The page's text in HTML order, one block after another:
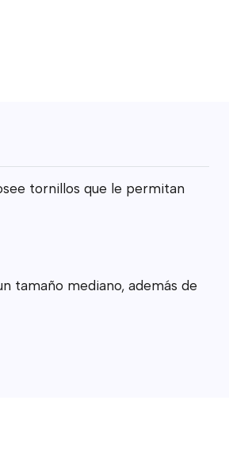
tornillos que le permitan
tamaño mediano, además de